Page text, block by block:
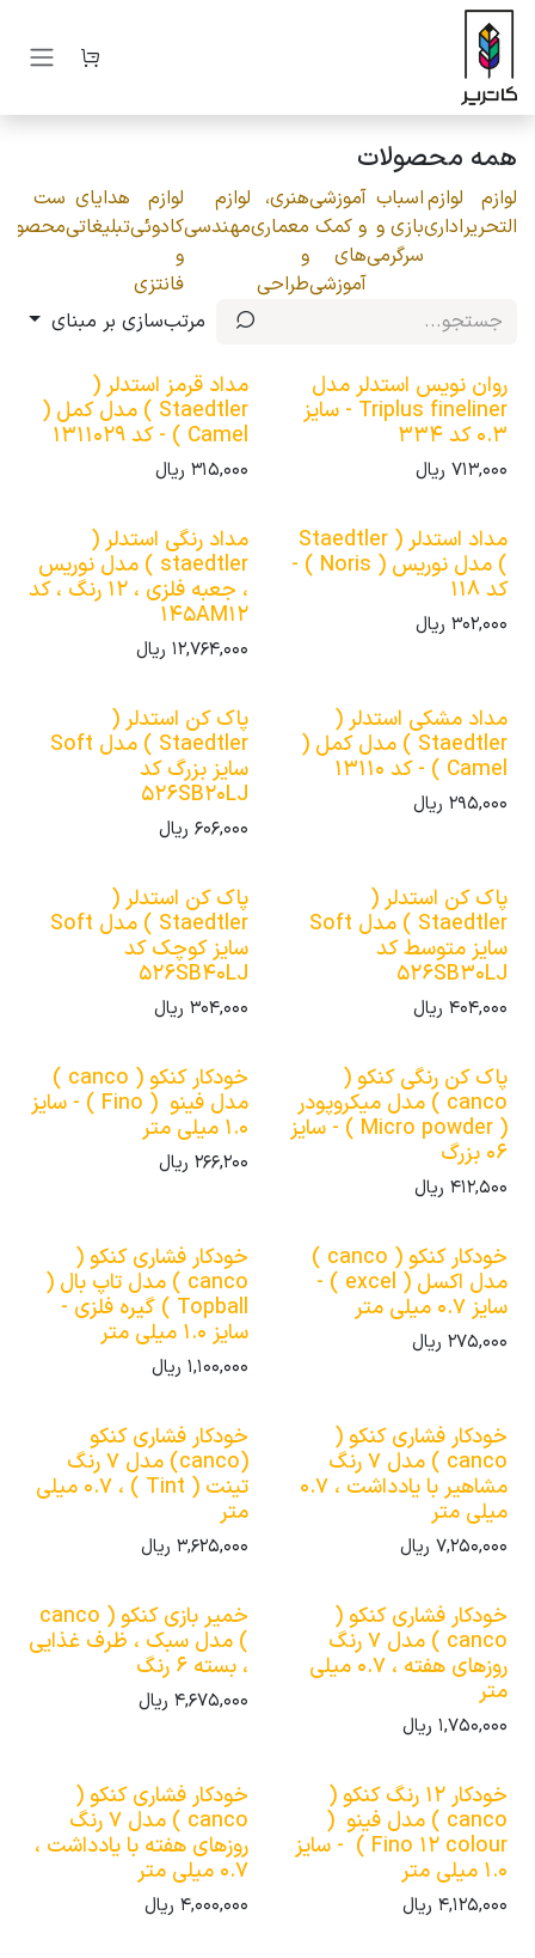
صرف نظر و مشاهده محتوا
همه محصولات
لوازم
التحریر
لوازم
اداری
اسباب
بازی و
سرگرمی
آموزشی
و کمک
های
آموزشی
هنری،
معماری
و
طراحی
لوازم
مهندسی
لوازم
کادوئی
و
فانتزی
هدایای
تبلیغاتی
ست
مرتب‌سازی بر مبنای
روان نویس استدلر مدل
Triplus fineliner - سایز
0.3 کد 334
713,000 ریال
مداد قرمز استدلر (
Staedtler ) مدل کمل (
Camel ) - کد 1311029
315,000ریال
مداد استدلر ( Staedtler
) مدل نوریس ( Noris ) -
کد 118
302,000 ریال
مداد رنگی استدلر (
staedtler ) مدل نوریس
، جعبه فلزی ، 12 رنگ ، کد
145AM12
12,764,000ریال
مداد مشکی استدلر (
Staedtler ) مدل کمل (
Camel ) - کد 13110
295,000 ریال
پاک کن استدلر (
Staedtler ) مدل Soft
سایز بزرگ کد
526SB20LJ
606,000ریال
پاک کن استدلر (
Staedtler ) مدل Soft
سایز متوسط کد
526SB30LJ
404,000 ریال
پاک کن استدلر (
Staedtler ) مدل Soft
سایز کوچک کد
526SB40LJ
304,000ریال
پاک کن رنگی کنکو (
canco ) مدل میکروپودر
( Micro powder ) - سایز
06 بزرگ
412,500 ریال
خودکار کنکو ( canco )
مدل فینو ( Fino ) - سایز
1.0 میلی متر
266,200ریال
خودکار کنکو ( canco )
مدل اکسل ( excel ) -
سایز 0.7 میلی متر
275,000 ریال
خودکار فشاری کنکو (
canco ) مدل تاپ بال (
Topball ) گیره فلزی -
سایز 1.0 میلی متر
1,100,000ریال
خودکار فشاری کنکو (
canco ) مدل 7 رنگ
مشاهیر با یادداشت ، 0.7
میلی متر
7,250,000 ریال
خودکار فشاری کنکو
(canco) مدل 7 رنگ
تینت ( Tint ) ، 0.7 میلی
متر
3,625,000ریال
خودکار فشاری کنکو (
canco ) مدل 7 رنگ
روزهای هفته ، 0.7 میلی
متر
1,750,000 ریال
خمیر بازی کنکو ( canco
) مدل سبک ، ظرف غذایی
، بسته 6 رنگ
4,675,000ریال
خودکار 12 رنگ کنکو (
canco ) مدل فینو (
Fino 12 colour ) - سایز
1.0 میلی متر
4,125,000 ریال
خودکار فشاری کنکو (
canco ) مدل 7 رنگ
روزهای هفته با یادداشت ،
0.7 میلی متر
4,000,000ریال